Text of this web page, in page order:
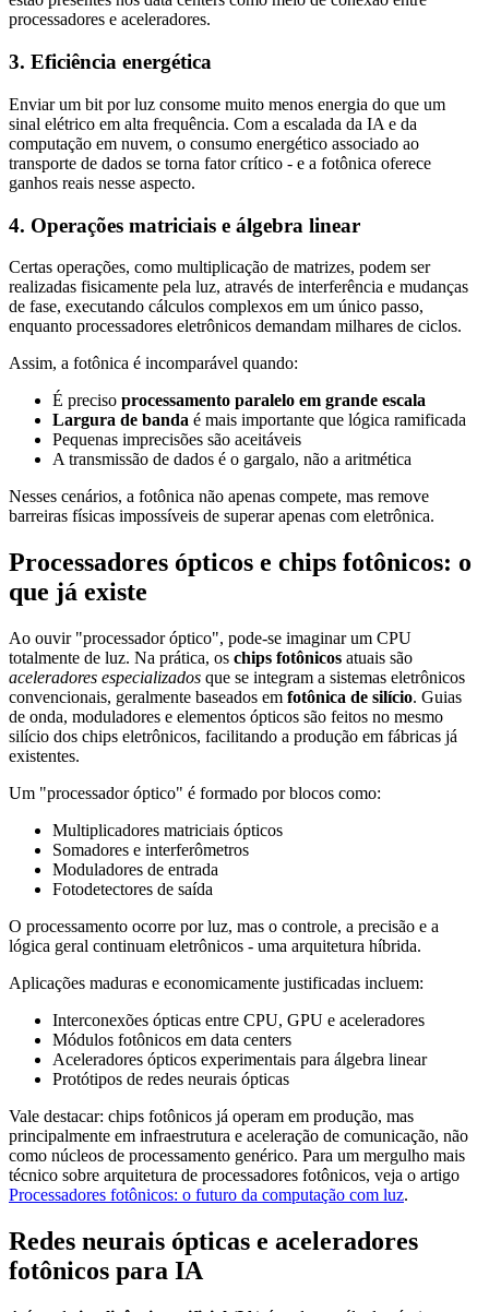
processadores e aceleradores.
3. Eficiência energética
Enviar um bit por luz consome muito menos energia do que um
sinal elétrico em alta frequência. Com a escalada da IA e da
computação em nuvem, o consumo energético associado ao
transporte de dados se torna fator crítico - e a fotônica oferece
ganhos reais nesse aspecto.
4. Operações matriciais e álgebra linear
Certas operações, como multiplicação de matrizes, podem ser
realizadas fisicamente pela luz, através de interferência e mudanças
de fase, executando cálculos complexos em um único passo,
enquanto processadores eletrônicos demandam milhares de ciclos.
Assim, a fotônica é incomparável quando:
É preciso processamento paralelo em grande escala
Largura de banda é mais importante que lógica ramificada
Pequenas imprecisões são aceitáveis
A transmissão de dados é o gargalo, não a aritmética
Nesses cenários, a fotônica não apenas compete, mas remove
barreiras físicas impossíveis de superar apenas com eletrônica.
Processadores ópticos e chips fotônicos: o
que já existe
Ao ouvir "processador óptico", pode-se imaginar um CPU
totalmente de luz. Na prática, os chips fotônicos atuais são
aceleradores especializados que se integram a sistemas eletrônicos
convencionais, geralmente baseados em fotônica de silício. Guias
de onda, moduladores e elementos ópticos são feitos no mesmo
silício dos chips eletrônicos, facilitando a produção em fábricas já
existentes.
Um "processador óptico" é formado por blocos como:
Multiplicadores matriciais ópticos
Somadores e interferômetros
Moduladores de entrada
Fotodetectores de saída
O processamento ocorre por luz, mas o controle, a precisão e a
lógica geral continuam eletrônicos - uma arquitetura híbrida.
Aplicações maduras e economicamente justificadas incluem:
Interconexões ópticas entre CPU, GPU e aceleradores
Módulos fotônicos em data centers
Aceleradores ópticos experimentais para álgebra linear
Protótipos de redes neurais ópticas
Vale destacar: chips fotônicos já operam em produção, mas
principalmente em infraestrutura e aceleração de comunicação, não
como núcleos de processamento genérico. Para um mergulho mais
técnico sobre arquitetura de processadores fotônicos, veja o artigo
Processadores fotônicos: o futuro da computação com luz.
Redes neurais ópticas e aceleradores
fotônicos para IA